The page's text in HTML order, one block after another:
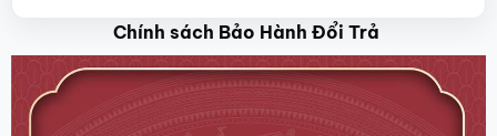
Chính sách Bảo Hành Đổi Trả